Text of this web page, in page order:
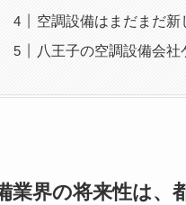
空調設備はまだまだ新
八王子の空調設備会社
業界の将来性は、